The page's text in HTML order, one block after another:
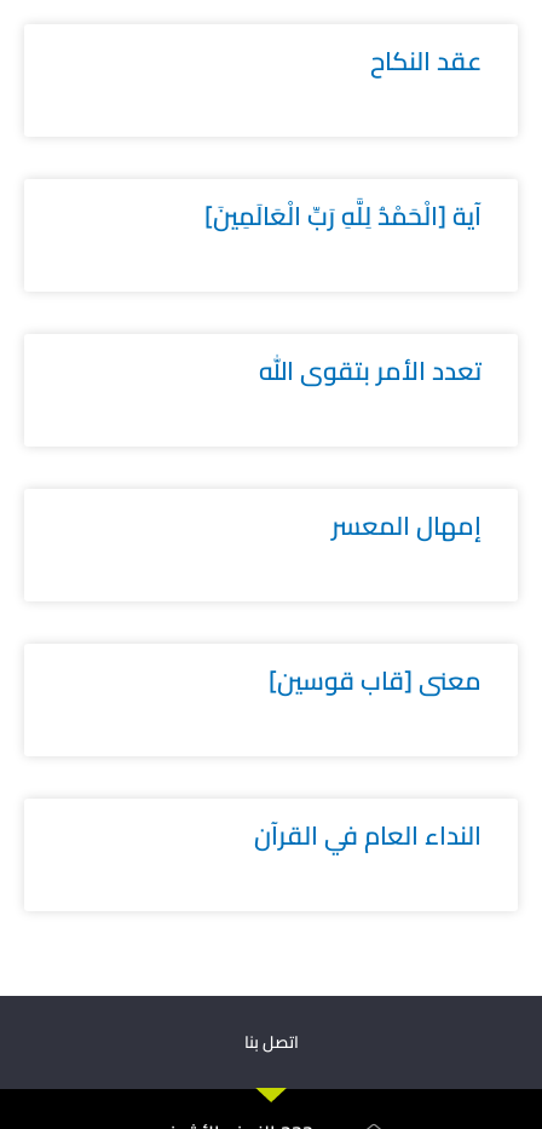
عقد النكاح
آية [الْحَمْدُ لِلَّهِ رَبِّ الْعَالَمِينَ]
تعدد الأمر بتقوى الله
إمهال المعسر
معنى [قاب قوسين]
النداء العام في القرآن
اتصل بنا